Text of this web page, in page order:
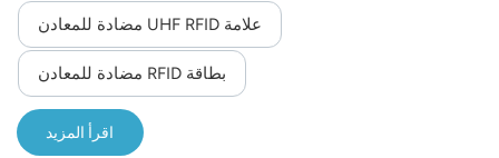
علامة UHF RFID مضادة للمعادن
بطاقة RFID مضادة للمعادن
اقرأ المزيد